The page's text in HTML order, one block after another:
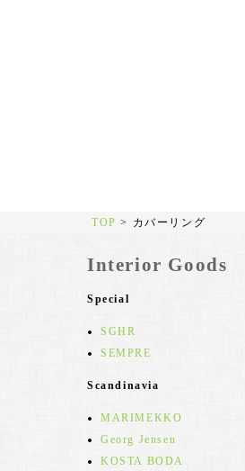
TOP > カバーリング
Interior Goods
Special
SGHR
SEMPRE
Scandinavia
MARIMEKKO
Georg Jensen
KOSTA BODA